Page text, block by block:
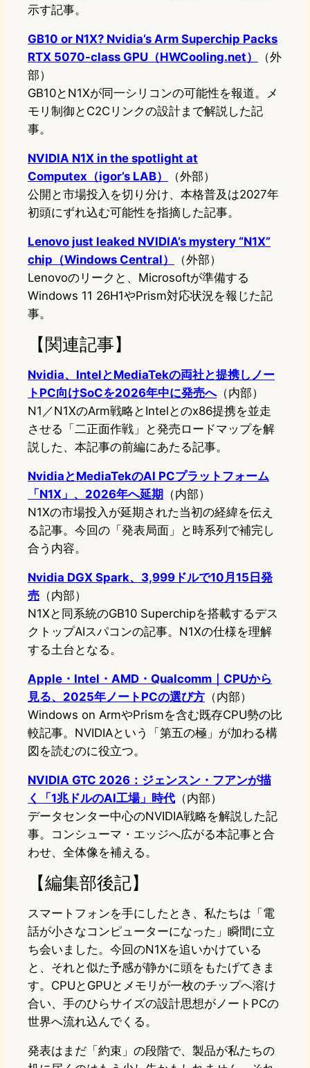
示す記事。
GB10 or N1X? Nvidia’s Arm Superchip Packs
RTX 5070-class GPU（HWCooling.net）
（外
部）
GB10とN1Xが同一シリコンの可能性を報道。メ
モリ制御とC2Cリンクの設計まで解説した記
事。
NVIDIA N1X in the spotlight at
Computex（igor’s LAB）
（外部）
公開と市場投入を切り分け、本格普及は2027年
初頭にずれ込む可能性を指摘した記事。
Lenovo just leaked NVIDIA’s mystery “N1X”
chip（Windows Central）
（外部）
Lenovoのリークと、Microsoftが準備する
Windows 11 26H1やPrism対応状況を報じた記
事。
【関連記事】
Nvidia、IntelとMediaTekの両社と提携しノー
トPC向けSoCを2026年中に発売へ（内部）
N1／N1XのArm戦略とIntelとのx86提携を並走
させる「二正面作戦」と発売ロードマップを解
説した、本記事の前編にあたる記事。
NvidiaとMediaTekのAI PCプラットフォーム
「N1X」、2026年へ延期 （内部）
N1Xの市場投入が延期された当初の経緯を伝え
る記事。今回の「発表局面」と時系列で補完し
合う内容。
Nvidia DGX Spark、3,999ドルで10月15日発
売 （内部）
N1Xと同系統のGB10 Superchipを搭載するデス
クトップAIスパコンの記事。N1Xの仕様を理解
する土台となる。
Apple・Intel・AMD・Qualcomm｜CPUから
見る、2025年ノートPCの選び方 （内部）
Windows on ArmやPrismを含む既存CPU勢の比
較記事。NVIDIAという「第五の極」が加わる構
図を読むのに役立つ。
NVIDIA GTC 2026：ジェンスン・フアンが描
く「1兆ドルのAI工場」時代 （内部）
データセンター中心のNVIDIA戦略を解説した記
事。コンシューマ・エッジへ広がる本記事と合
わせ、全体像を補える。
【編集部後記】
スマートフォンを手にしたとき、私たちは「電
話が小さなコンピューターになった」瞬間に立
ち会いました。今回のN1Xを追いかけている
と、それと似た予感が静かに頭をもたげてきま
す。CPUとGPUとメモリが一枚のチップへ溶け
合い、手のひらサイズの設計思想がノートPCの
世界へ流れ込んでくる。
発表はまだ「約束」の段階で、製品が私たちの